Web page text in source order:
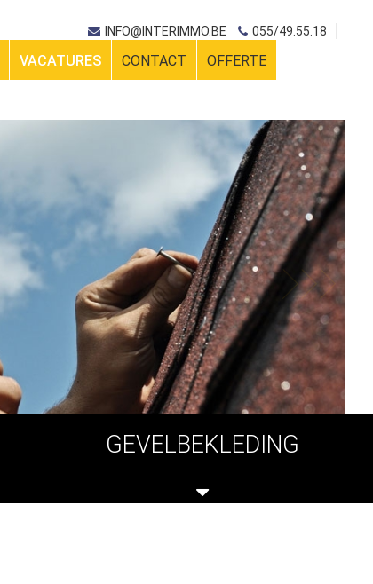
INFO@INTERIMMO.BE 055/49.55.18
VACATURES CONTACT OFFERTE
GEVELBEKLEDING